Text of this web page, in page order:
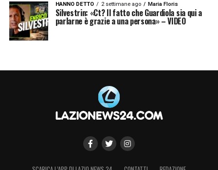
HANNO DETTO 2 settimane ago Maria Floris
Silvestrin: «Ct? Il fatto che Guardiola sia qui a
parlarne è grazie a una persona» – VIDEO